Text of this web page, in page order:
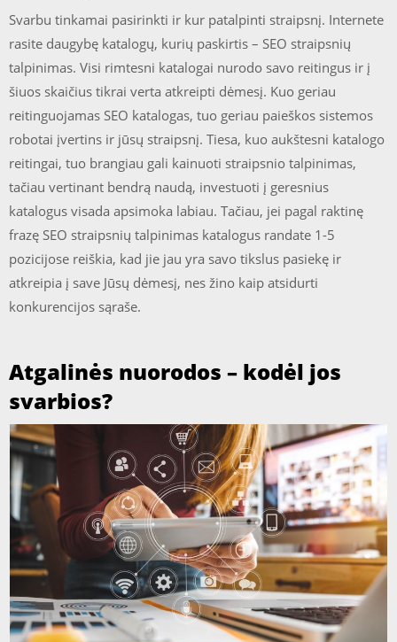
Svarbu tinkamai pasirinkti ir kur patalpinti straipsnį. Internete
rasite daugybę katalogų, kurių paskirtis – SEO straipsnių
talpinimas. Visi rimtesni katalogai nurodo savo reitingus ir į
šiuos skaičius tikrai verta atkreipti dėmesį. Kuo geriau
reitinguojamas SEO katalogas, tuo geriau paieškos sistemos
robotai įvertins ir jūsų straipsnį. Tiesa, kuo aukštesni katalogo
reitingai, tuo brangiau gali kainuoti straipsnio talpinimas,
tačiau vertinant bendrą naudą, investuoti į geresnius
katalogus visada apsimoka labiau. Tačiau, jei pagal raktinę
frazę SEO straipsnių talpinimas katalogus randate 1-5
pozicijose reiškia, kad jie jau yra savo tikslus pasiekę ir
atkreipia į save Jūsų dėmesį, nes žino kaip atsidurti
konkurencijos sąraše.
Atgalinės nuorodos – kodėl jos
svarbios?